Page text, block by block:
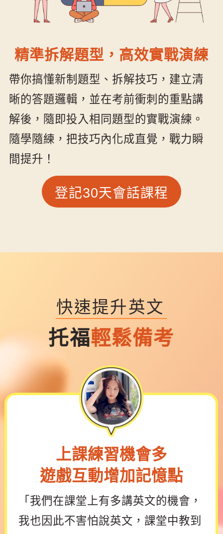
精準拆解題型，高效實戰演練
帶你搞懂新制題型、拆解技巧，建立清
晰的答題邏輯，並在考前衝刺的重點講
解後，隨即投入相同題型的實戰演練。
隨學隨練，把技巧內化成直覺，戰力瞬
間提升！
登記30天會話課程
快速提升英文
托福輕鬆備考
上課練習機會多
遊戲互動增加記憶點
「我們在課堂上有多講英文的機會，
我也因此不害怕說英文，課堂中教到